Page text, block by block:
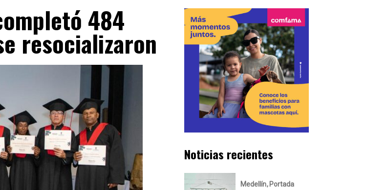
484
resocializaron
Noticias recientes
Medellín Portada